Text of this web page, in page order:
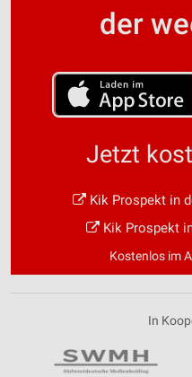
der
Jetzt
Kik Prospekt in
Kik Prospekt
Kostenlos im
In